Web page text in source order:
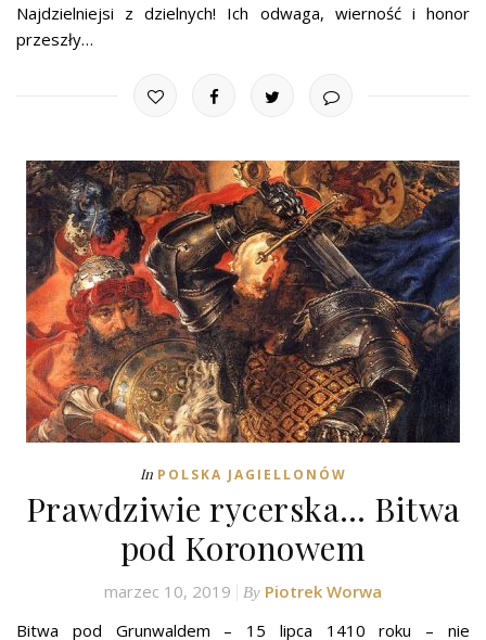
Najdzielniejsi z dzielnych! Ich odwaga, wierność i honor
przeszły…
In POLSKA JAGIELLONÓW
Prawdziwie rycerska… Bitwa
pod Koronowem
marzec 10, 2019 By Piotrek Worwa
Bitwa pod Grunwaldem – 15 lipca 1410 roku – nie